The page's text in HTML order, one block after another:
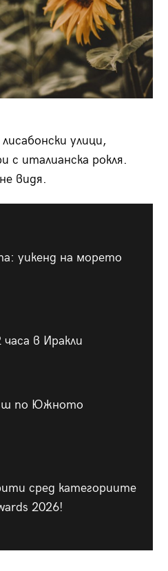
улици,
с италианска рокля.
видя.
уикенд на морето
в Иракли
по Южното
сред категориите
2026!